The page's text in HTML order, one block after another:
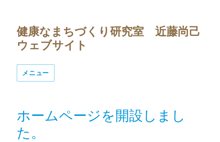
健康なまちづくり研究室 近藤尚己
ウェブサイト
メニュー
ホームページを開設しまし
た。